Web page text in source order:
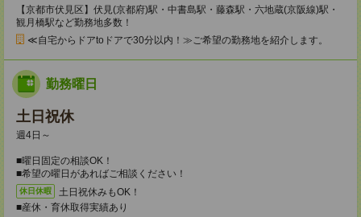
【京都市伏見区】伏見(京都府)駅・中書島駅・藤森駅・六地蔵(京阪線)駅・
観月橋駅など勤務地多数！
≪自宅からドアtoドアで30分以内！≫ご希望の勤務地を紹介します。
勤務曜日
土日祝休
週4日～
■曜日固定の相談OK！
■希望の曜日があればご相談ください！
休日休暇
土日祝休みもOK！
■産休・育休取得実績あり